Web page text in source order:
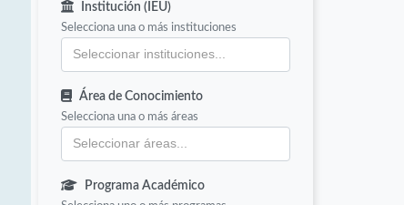
Institución (IEU)
Selecciona una o más instituciones
Área de Conocimiento
Selecciona una o más áreas
Programa Académico